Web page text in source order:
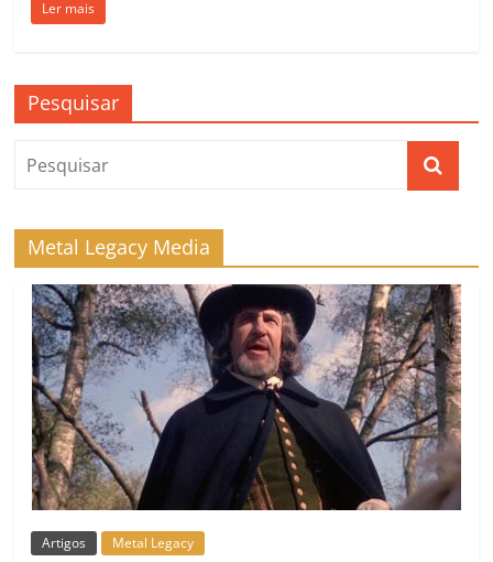
c
b
o
o
p n Cl
o
m
n til
ar
Ler mais
Pesquisar
Metal Legacy Media
Artigos Metal Legacy